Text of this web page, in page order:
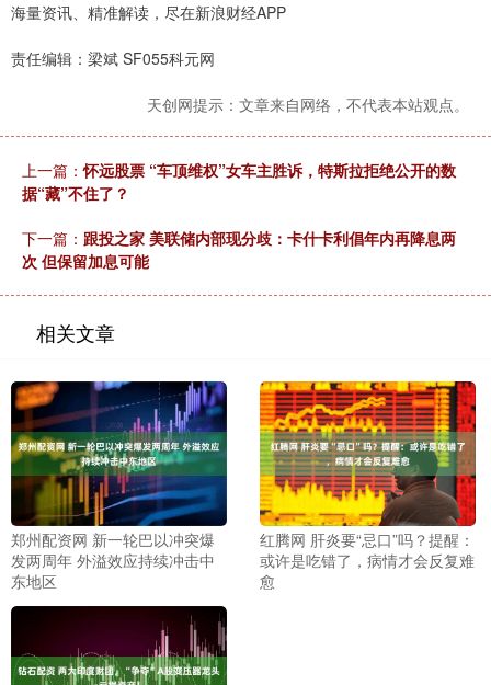
海量资讯、精准解读，尽在新浪财经APP
责任编辑：梁斌 SF055科元网
天创网提示：文章来自网络，不代表本站观点。
上一篇：怀远股票 “车顶维权”女车主胜诉，特斯拉拒绝公开的数
据“藏”不住了？
下一篇： 跟投之家 美联储内部现分歧：卡什卡利倡年内再降息两
次 但保留加息可能
相关文章
郑州配资网 新一轮巴以冲突爆
发两周年 外溢效应持续冲击中
东地区
红腾网 肝炎要“忌口”吗？提醒：
或许是吃错了，病情才会反复难
愈